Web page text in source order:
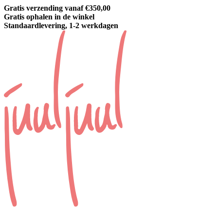
Gratis verzending vanaf €350,00
Gratis ophalen in de winkel
Standaardlevering, 1-2 werkdagen